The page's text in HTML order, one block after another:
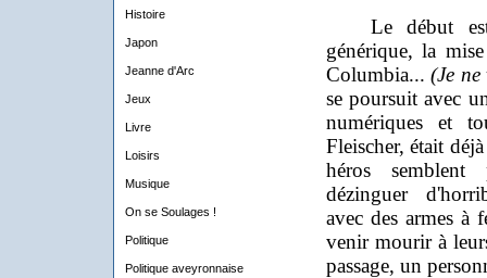
Histoire
Japon
Jeanne d'Arc
Jeux
Livre
Loisirs
Musique
On se Soulages !
Politique
Politique aveyronnaise
Le début est
générique, la
Columbia... (Je
se poursuit avec
numériques et
Fleischer, était
héros semblent
dézinguer
avec des armes à
venir mourir à
passage, un